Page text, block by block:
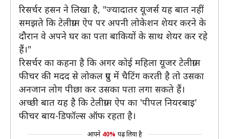
रिसर्चर हसन ने लिखा है, "ज्यादातर यूजर्स यह बात नहीं
समझते कि टेलीग्राम ऐप पर अपनी लोकेशन शेयर करने के
दौरान वे अपने घर का पता बाकियों के साथ शेयर कर रहे
हैं।"
रिसर्चर का कहना है कि अगर कोई महिला यूजर टेलीग्राम
फीचर की मदद से लोकल ग्रुप में चैटिंग करती है तो उसका
अनजान लोग पीछा कर उसका पता लगा सकते हैं।
अच्छी बात यह है कि टेलीग्राम ऐप का 'पीपल नियरबाइ'
फीचर बाय-डिफॉल्स ऑफ रहता है।
आपने 40% पढ़ लिया है